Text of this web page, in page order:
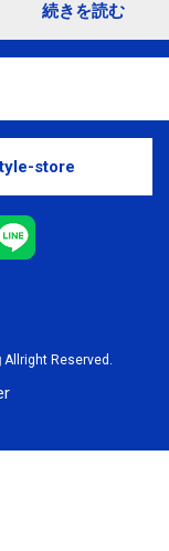
とがあります
わせは
。
続きを読む
store
Allright Reserved.